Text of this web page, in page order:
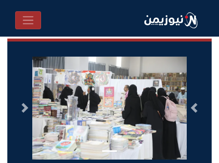
السابق التالى